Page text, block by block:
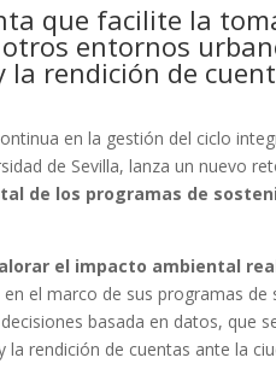
que facilite la
entornos
rendición de
en la gestión del ciclo
de Sevilla, lanza un nuevo
de los programas de
el impacto ambiental
el marco de sus programas de
basada en datos, que
rendición de cuentas ante la